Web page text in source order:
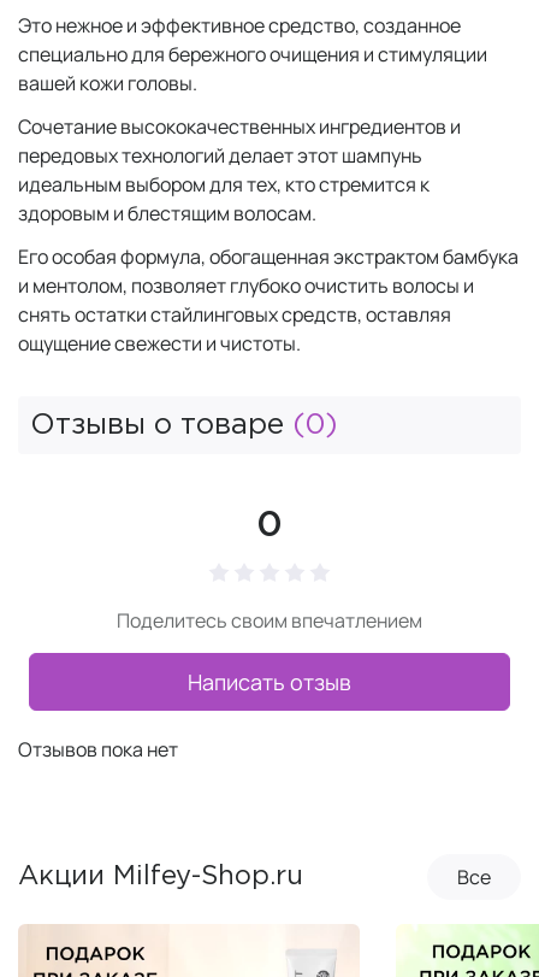
Это нежное и эффективное средство, созданное
специально для бережного очищения и стимуляции
вашей кожи головы.
Сочетание высококачественных ингредиентов и
передовых технологий делает этот шампунь
идеальным выбором для тех, кто стремится к
здоровым и блестящим волосам.
Его особая формула, обогащенная экстрактом бамбука
и ментолом, позволяет глубоко очистить волосы и
снять остатки стайлинговых средств, оставляя
ощущение свежести и чистоты.
Отзывы о товаре (0)
0
Поделитесь своим впечатлением
Написать отзыв
Отзывов пока нет
Акции Milfey-Shop.ru Все